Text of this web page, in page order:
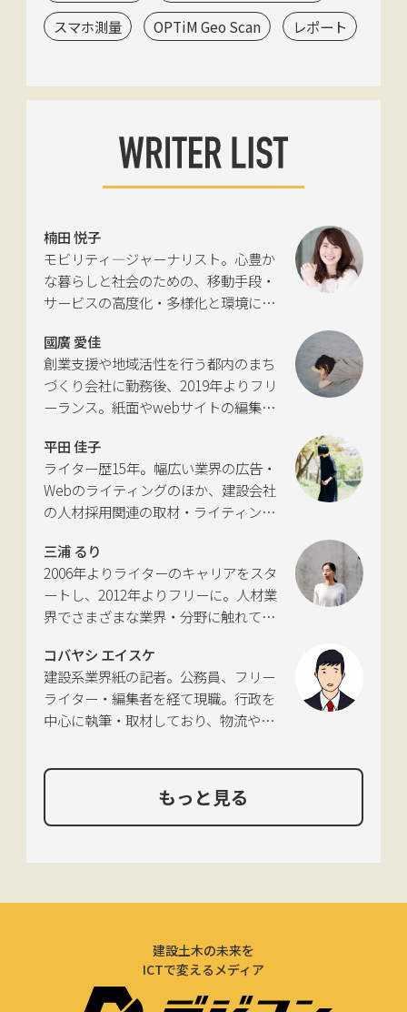
スマホ測量
OPTiM Geo Scan レポート
楠田 悦子
モビリティ―ジャーナリスト。心豊か
な暮らしと社会のための、移動手段・
サービスの高度化・多様化と環境につ
新聞社モビリティビジネス専門誌
『LIGARE』初代編集長を経て、2013年
に独立。国土交通省の「自転車の活用
推進に向けた有識者会議」、「交通政
共交通部会」、「MaaS関連データ検
討会」、SIP第2期自動運転（システム
とサービスの拡張）ピアレビュー委員
会などの委員を歴任。
國廣 愛佳
創業支援や地域活性を行う都内のまち
づくり会社に勤務後、2019年よりフリ
ーランス。紙面やwebサイトの編集、
どの執筆を中心に、ジャンルを問わず
活動。四国にある築100年の実家をど
う生かすかが長年の悩み。
平田 佳子
ライター歴15年。幅広い業界の広告・
Webのライティングのほか、建設会社
の人材採用関連の取材・ライティング
仕事をしていたため、小さな頃から憧
れあり。
三浦 るり
2006年よりライターのキャリアをスタ
ートし、2012年よりフリーに。人材業
界でさまざまな業界・分野に触れてき
を手掛ける。現在は特に建築や不動
産、さらにはDX分野を探究中。
コバヤシ エイスケ
建設系業界紙の記者。公務員、フリー
ライター・編集者を経て現職。行政を
中心に執筆・取材しており、物流や環
もっと見る
建設土木の未来を
ICTで変えるメディア